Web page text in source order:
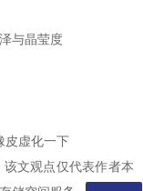
与晶莹度
皮虚化一下
文观点仅代表作者本